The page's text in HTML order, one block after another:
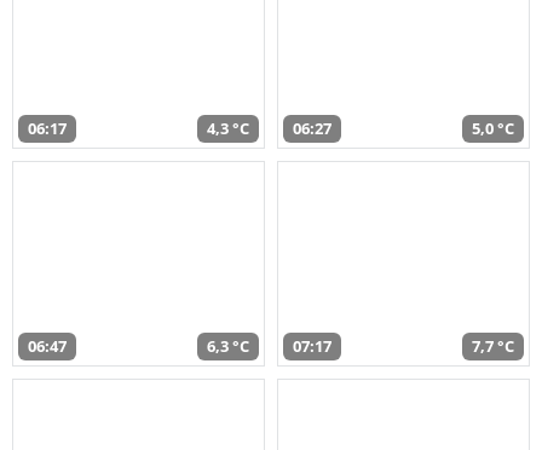
06:17 4,3 °C 06:27 5,0 °C
06:47 6,3 °C 07:17 7,7 °C